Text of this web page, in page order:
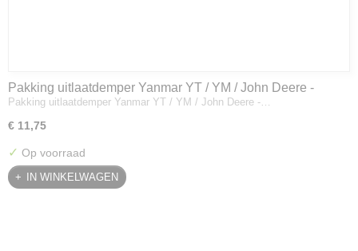
Pakking uitlaatdemper Yanmar YT / YM / John Deere -
128300-13230
Pakking uitlaatdemper Yanmar YT / YM / John Deere -…
€ 11,75
✓ Op voorraad
IN WINKELWAGEN